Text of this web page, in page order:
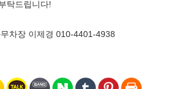
탁드립니다!
차장 이제경 010-4401-4938